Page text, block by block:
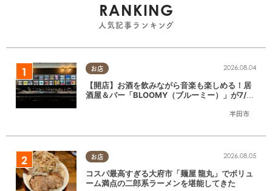
RANKING
人気記事ランキング
お店
半田市
2026.08.04
【開店】お酒を飲みながら音楽も楽しめる！居
酒屋＆バー「BLOOMY（ブルーミー）」が7/3
お店 2026.08.05
コスパ最高すぎる大府市「麺屋 龍丸」でボリュ
ーム満点の二郎系ラーメンを堪能してきた